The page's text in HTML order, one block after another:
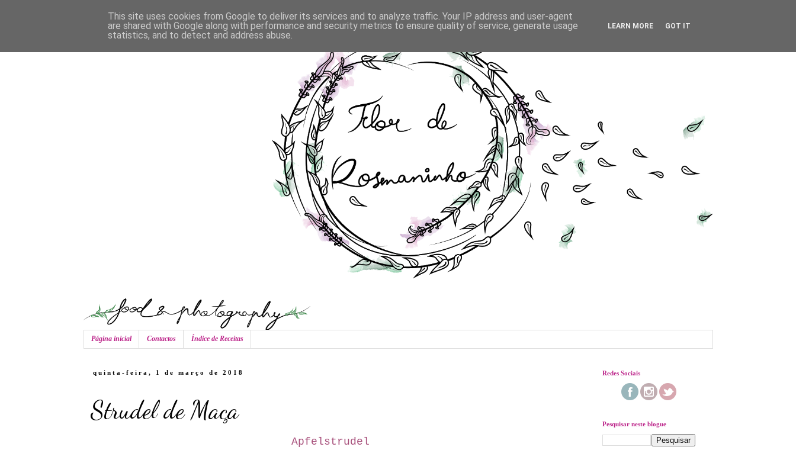
Página inicial Contactos Índice de Receitas
quinta-feira, 1 de março de 2018
Strudel de Maça
Apfelstrudel
Redes Sociais
Pesquisar neste blogue
This site uses cookies from Google to deliver its services and to analyze traffic. Your IP address and user-agent
are shared with Google along with performance and security metrics to ensure quality of service, generate usage
statistics, and to detect and address abuse.
LEARN MORE GOT IT